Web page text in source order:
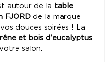
autour de la table
FJORD de la marque
douces soirées ! La
et bois d'eucalyptus
salon.